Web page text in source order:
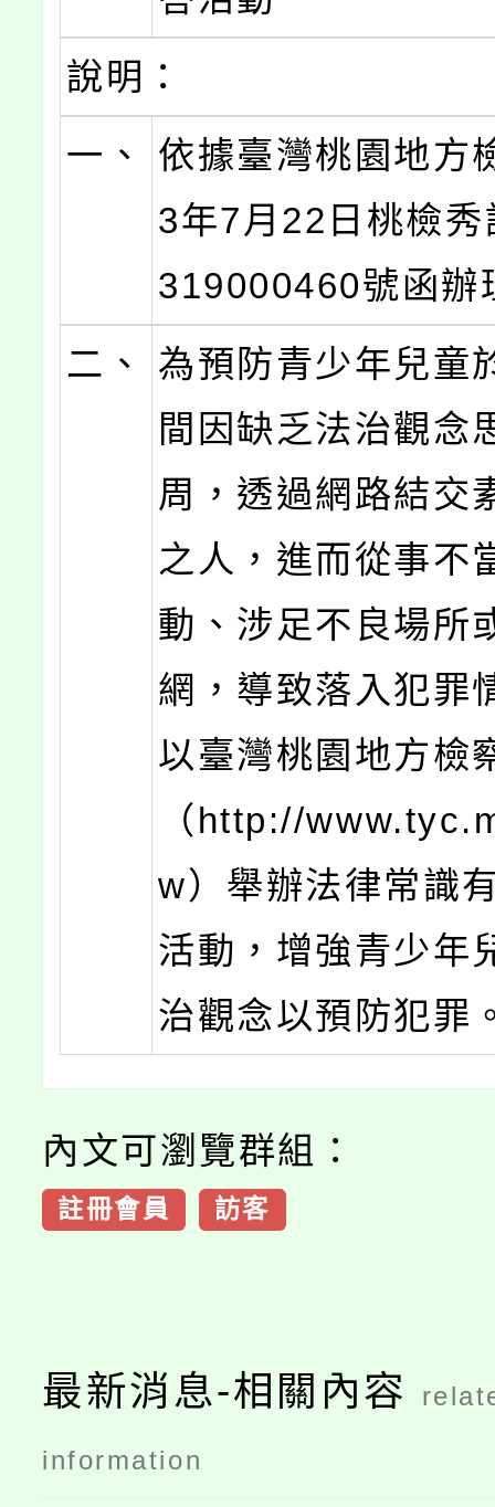
說明：
一、
依據臺灣桃園地方
3年7月22日桃檢
319000460號函辦
二、
為預防青少年兒童
間因缺乏法治觀念
周，透過網路結交
之人，進而從事不
動、涉足不良場所
網，導致落入犯罪
以臺灣桃園地方檢
（http://
w）舉辦法律常識
活動，增強青少年
治觀念以預防犯罪
內文可瀏覽群組：
註冊會員 訪客
最新消息-相關內容
information